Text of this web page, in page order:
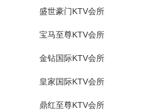
盛世豪门KTV会所
宝马至尊KTV会所
金钻国际KTV会所
皇家国际KTV会所
鼎红至尊KTV会所